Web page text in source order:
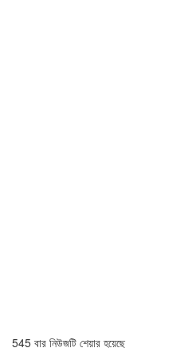
545 বার নিউজটি শেয়ার হয়েছে